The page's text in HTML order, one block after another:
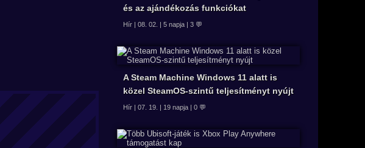
és az ajándékozás funkciókat
Hír | 08. 02. | 5 napja | 3 💬
A Steam Machine Windows 11 alatt is
közel SteamOS-szintű teljesítményt nyújt
Hír | 07. 19. | 19 napja | 0 💬